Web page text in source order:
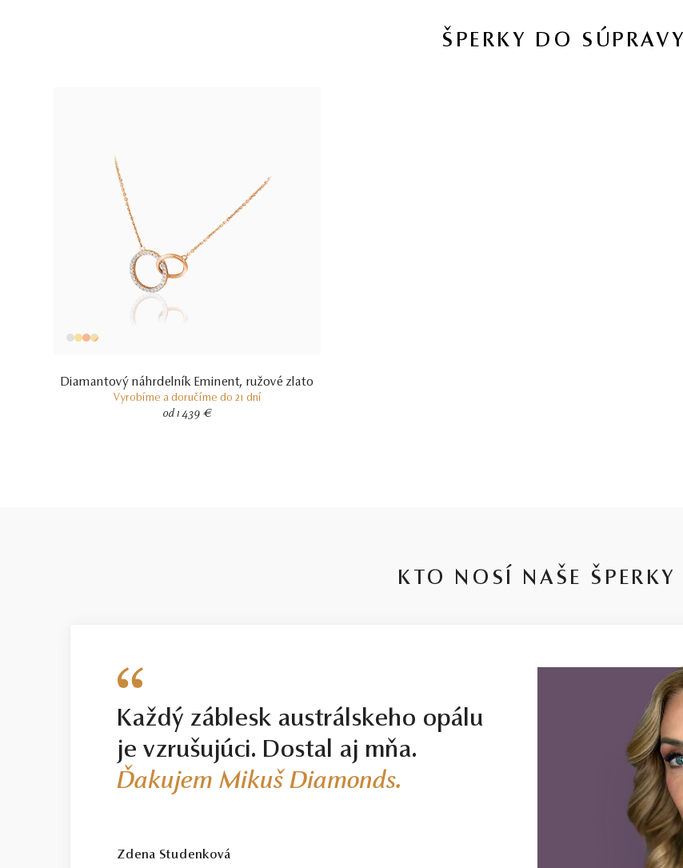
ŠPERKY DO SÚPRAVY
Diamantový náhrdelník Eminent, ružové zlato
Vyrobíme a doručíme do 21 dní
od 1 439 €
KTO NOSÍ NAŠE ŠPERKY
Každý záblesk austrálskeho opálu
je vzrušujúci. Dostal aj mňa.
Ďakujem Mikuš Diamonds.
Zdena Studenková